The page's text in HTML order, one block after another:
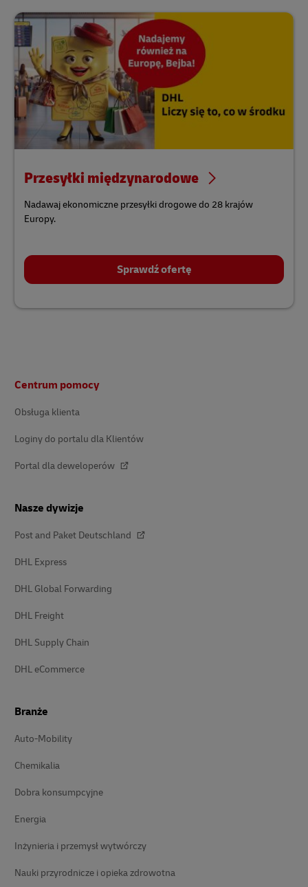
Przesyłki międzynarodowe
Nadawaj ekonomiczne przesyłki drogowe do 28 krajów
Europy.
Sprawdź ofertę
Centrum pomocy
Obsługa klienta
Loginy do portalu dla Klientów
Portal dla deweloperów
Nasze dywizje
Post and Paket Deutschland
DHL Express
DHL Global Forwarding
DHL Freight
DHL Supply Chain
DHL eCommerce
Branże
Auto-Mobility
Chemikalia
Dobra konsumpcyjne
Energia
Inżynieria i przemysł wytwórczy
Nauki przyrodnicze i opieka zdrowotna